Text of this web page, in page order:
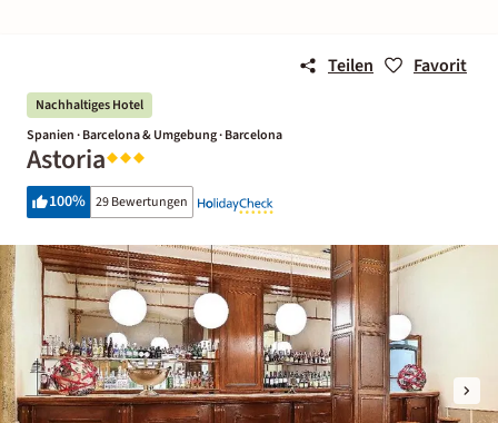
Teilen Favorit
Nachhaltiges Hotel
Spanien · Barcelona & Umgebung · Barcelona
Astoria
100% 29 Bewertungen